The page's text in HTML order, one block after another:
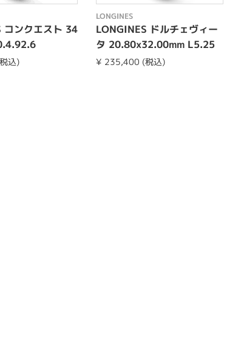
コンクエスト 34
込)
LONGINES
LONGINES ドルチェヴィー
タ 20.80x32.00mm L5.25
5.4.71.6
¥ 235,400 (税込)